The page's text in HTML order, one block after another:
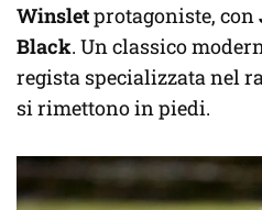
Winsletprotagoniste, con
Black. Un classico
regista specializzata nel
si rimettono in piedi.